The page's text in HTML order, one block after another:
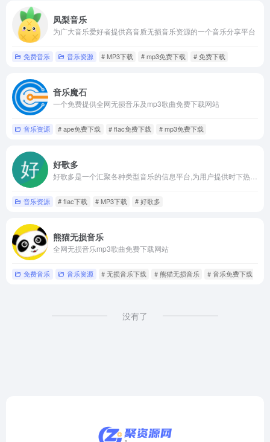
凤梨音乐
为广大音乐爱好者提供高音质无损音乐资源的一个音乐分享平台
免费音乐 音乐资源 # MP3下载 # mp3免费下载 # 免费下载
音乐魔石
一个免费提供全网无损音乐及mp3歌曲免费下载网站
音乐资源 # ape免费下载 # flac免费下载 # mp3免费下载
好歌多
音乐资源 # flac下载 # MP3下载 # 好歌多
熊猫无损音乐
全网无损音乐mp3歌曲免费下载网站
免费音乐 音乐资源 # 无损音乐下载 # 熊猫无损音乐 # 音乐免费下载
没有了